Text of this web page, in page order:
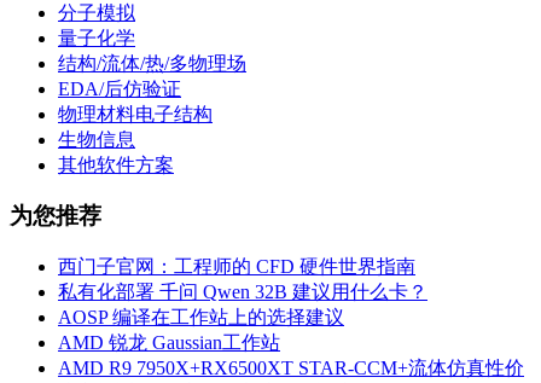
分子模拟
量子化学
结构/流体/热/多物理场
EDA/后仿验证
物理材料电子结构
生物信息
其他软件方案
为您推荐
西门子官网：工程师的 CFD 硬件世界指南
私有化部署 千问 Qwen 32B 建议用什么卡？
AOSP 编译在工作站上的选择建议
AMD 锐龙 Gaussian工作站
AMD R9 7950X+RX6500XT STAR-CCM+流体仿真性价